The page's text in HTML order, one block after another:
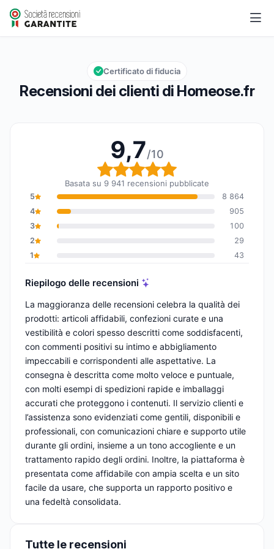
Homeose.fr
Valutazione globale: 9,7 su 10
9,7/10
Recensioni dei clienti di Homeose.fr
Certificato di fiducia
9,7/10
Valutazione globale:
Basata su 9 941 recensioni pubblicate
5
8 864
4
905
3
100
2
29
1
43
Riepilogo delle recensioni
La maggioranza delle recensioni celebra la qualità dei
prodotti: articoli affidabili, confezioni curate e una
vestibilità e colori spesso descritti come soddisfacenti,
con commenti positivi su intimo e abbigliamento
impeccabili e corrispondenti alle aspettative. La
consegna è descritta come molto veloce e puntuale,
con molti esempi di spedizioni rapide e imballaggi
accurati che proteggono i contenuti. Il servizio clienti e
l’assistenza sono evidenziati come gentili, disponibili e
professionali, con comunicazioni chiare e supporto utile
durante gli ordini, insieme a un tono accogliente e un
trattamento rapido degli ordini. Inoltre, la piattaforma è
presentata come affidabile con ampia scelta e un sito
facile da usare, che supporta un rapporto positivo e
una fedeltà consolidata.
Tutte le recensioni